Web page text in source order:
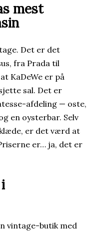
mest
Det er det
fra Prada til
KaDeWe er på
sal. Det er
afdeling — oste,
en oysterbar. Selv
er det værd at
er… ja, det er
vintage-butik med